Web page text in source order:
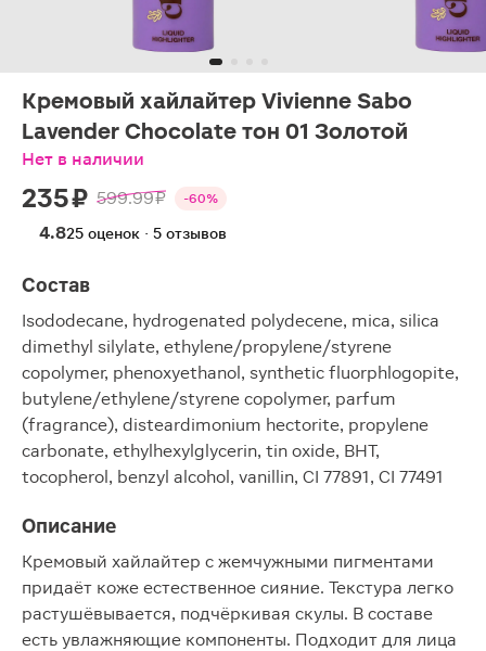
Кремовый хайлайтер Vivienne Sabo
Lavender Chocolate тон 01 Золотой
Нет в наличии
235 ₽ 599.99 ₽ -60%
4.825 оценок · 5 отзывов
Состав
Isododecane, hydrogenated polydecene, mica, silica
dimethyl silylate, ethylene/propylene/styrene
copolymer, phenoxyethanol, synthetic fluorphlogopite,
butylene/ethylene/styrene copolymer, parfum
(fragrance), disteardimonium hectorite, propylene
carbonate, ethylhexylglycerin, tin oxide, BHT,
tocopherol, benzyl alcohol, vanillin, CI 77891, CI 77491
Описание
Кремовый хайлайтер с жемчужными пигментами
придаёт коже естественное сияние. Текстура легко
растушёвывается, подчёркивая скулы. В составе
есть увлажняющие компоненты. Подходит для лица